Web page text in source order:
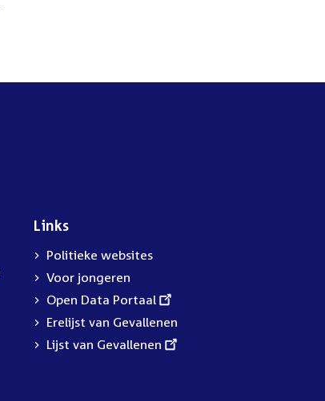
Links
Politieke websites
Voor jongeren
External
link:
Open Data Portaal
Erelijst van Gevallenen
External
Lijst van Gevallenen